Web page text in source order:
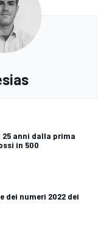
25 anni dalla prima
in 500
dei numeri 2022 dei